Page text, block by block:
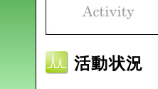
活動状況